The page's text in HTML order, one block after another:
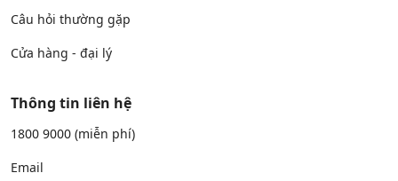
Câu hỏi thường gặp
Cửa hàng - đại lý
Thông tin liên hệ
1800 9000 (miễn phí)
Email